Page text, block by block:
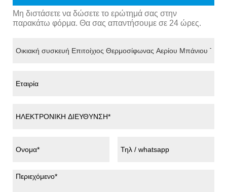
Μη διστάσετε να δώσετε το ερώτημά σας στην
παρακάτω φόρμα. Θα σας απαντήσουμε σε 24 ώρες.